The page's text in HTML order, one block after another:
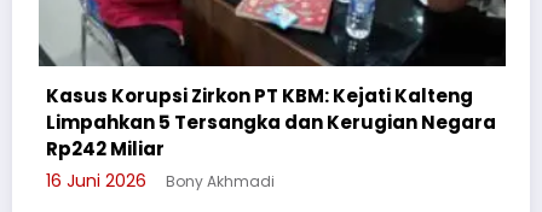
Kejati Kalteng
Kerugian Negara
Cegah Bullying, Sikum
3 Juni 2026